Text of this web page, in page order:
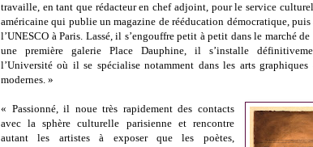
travaille, en tant que rédacteur en chef adjoint, pour le service culturel
américaine qui publie un magazine de rééducation démocratique, puis
l’UNESCO à Paris. Lassé, il s’engouffre petit à petit dans le marché de
une première galerie Place Dauphine, il s’installe
l’Université où il se spécialise notamment dans les arts graphiques
modernes. »
« Passionné, il noue très rapidement des contacts
avec la sphère culturelle parisienne et rencontre
autant les artistes à exposer que les poètes,